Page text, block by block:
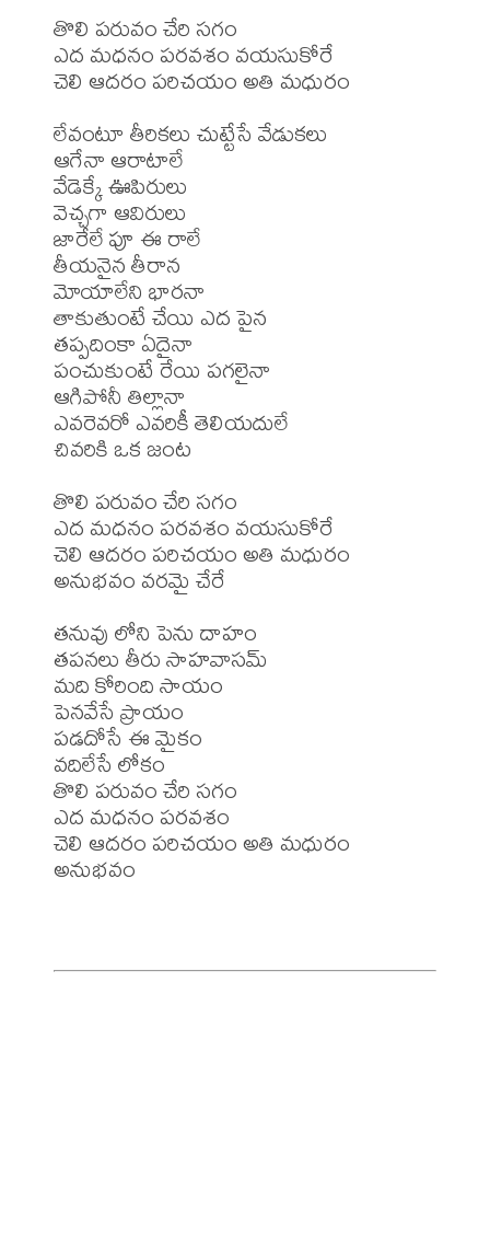
తొలి పరువం చేరి సగం
ఎద మధనం పరవశం వయసుకోరే
చెలి ఆదరం పరిచయం అతి మధురం
లేవంటూ తీరికలు చుట్టేసే వేడుకలు
ఆగేనా ఆరాటాలే
వేడెక్కే ఊపిరులు
వెచ్చగా ఆవిరులు
జారేలే పూ ఈ రాలే
తీయనైన తీరాన
మోయాలేని భారనా
తాకుతుంటే చేయి ఎద పైన
తప్పదింకా ఏదైనా
పంచుకుంటే రేయి పగలైనా
ఆగిపోనీ తిల్లానా
ఎవరెవరో ఎవరికీ తెలియదులే
చివరికి ఒక జంట
తొలి పరువం చేరి సగం
ఎద మధనం పరవశం వయసుకోరే
చెలి ఆదరం పరిచయం అతి మధురం
అనుభవం వరమై చేరే
తనువు లోని పెను దాహం
తపనలు తీరు సాహవాసమ్
మది కోరింది సాయం
పెనవేసే ప్రాయం
పడదోసే ఈ మైకం
వదిలేసే లోకం
తొలి పరువం చేరి సగం
ఎద మధనం పరవశం
చెలి ఆదరం పరిచయం అతి మధురం
అనుభవం